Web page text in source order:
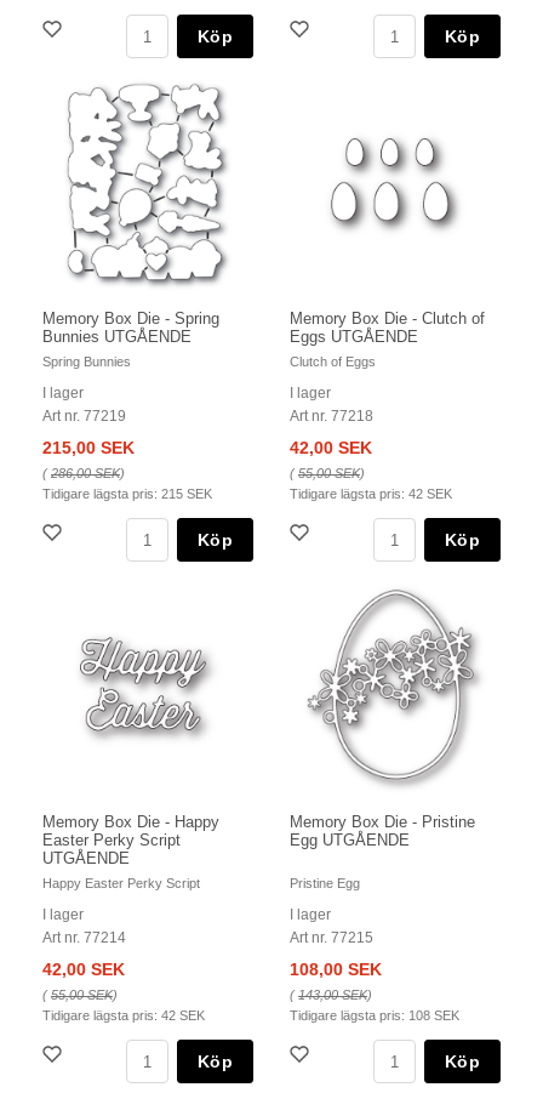
Köp Köp
Memory Box Die - Spring
Bunnies UTGÅENDE
Spring Bunnies
I lager
Art nr. 77219
215,00 SEK
(286,00 SEK)
Tidigare lägsta pris: 215 SEK
Köp
Memory Box Die - Clutch of
Eggs UTGÅENDE
Clutch of Eggs
I lager
Art nr. 77218
42,00 SEK
(55,00 SEK)
Tidigare lägsta pris: 42 SEK
Köp
Memory Box Die - Happy
Easter Perky Script
UTGÅENDE
Happy Easter Perky Script
I lager
Art nr. 77214
42,00 SEK
(55,00 SEK)
Tidigare lägsta pris: 42 SEK
Köp
Memory Box Die - Pristine
Egg UTGÅENDE
Pristine Egg
I lager
Art nr. 77215
108,00 SEK
(143,00 SEK)
Tidigare lägsta pris: 108 SEK
Köp